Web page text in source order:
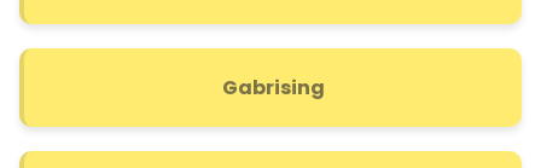
Gabrising